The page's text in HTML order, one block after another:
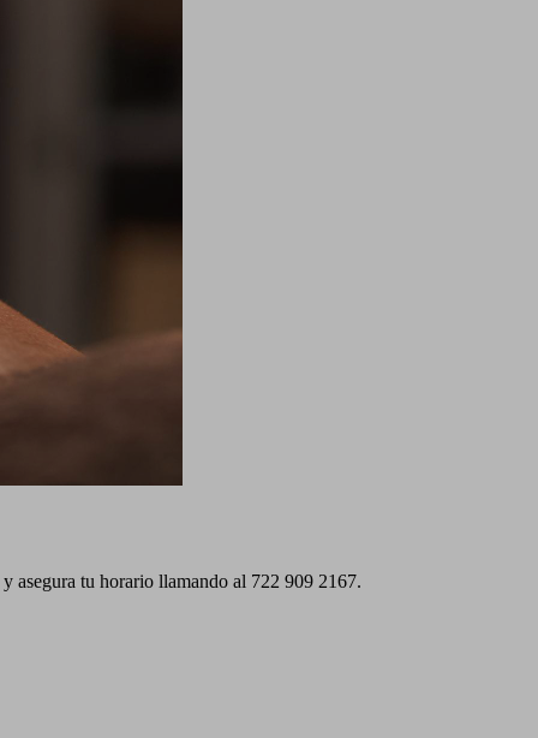
asegura tu horario llamando al 722 909 2167.